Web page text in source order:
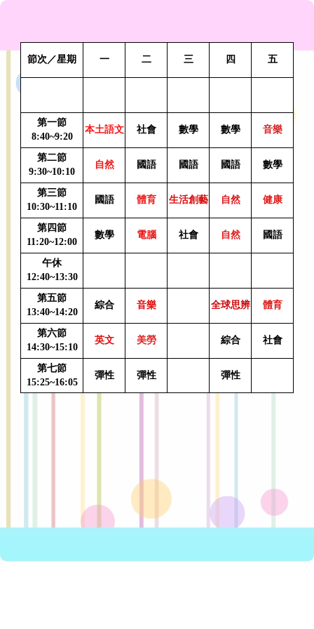
節次／星期 一 二 三 四 五
第一節
8:40~9:20
本土語文 社會 數學 數學 音樂
第二節
9:30~10:10
自然 國語 國語 國語 數學
第三節
10:30~11:10
國語 體育 生活創藝 自然 健康
第四節
11:20~12:00
數學 電腦 社會 自然 國語
午休
12:40~13:30
第五節
13:40~14:20
綜合 音樂 全球思辨 體育
第六節
14:30~15:10
英文 美勞 綜合 社會
第七節
15:25~16:05
彈性 彈性 彈性